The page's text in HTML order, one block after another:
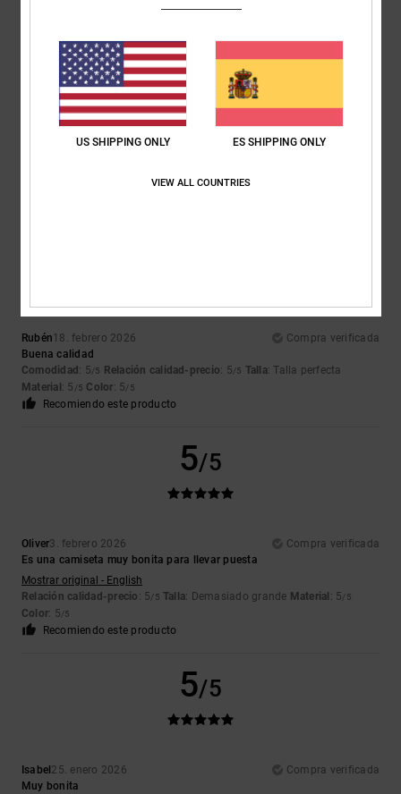
3. abril 2026
Compra verificada
A mi hija adolescente le encanta, está muy contenta
Mostrar original - English
Rubén18. febrero 2026
Compra verificada
Buena calidad
Comodidad : 5/5 Relación calidad-precio: 5/5 Talla: Talla perfecta
Material : 5 /5 Color: 5/5
Recomiendo este producto
5/5
Oliver3. febrero 2026
Compra verificada
Es una camiseta muy bonita para llevar puesta
Mostrar original - English
Relación calidad-precio : 5/5 Talla: Demasiado grande Material : 5/5
Color: 5/5
Recomiendo este producto
5/5
Isabel 25. enero 2026
Compra verificada
Muy bonita
US SHIPPING ONLY ES SHIPPING ONLY
VIEW ALL COUNTRIES